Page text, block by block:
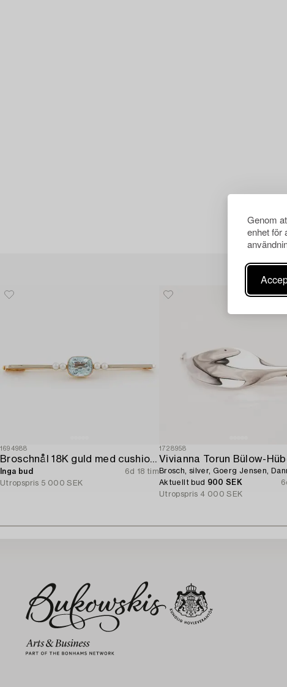
Genom
enhet för
1694988
Broschnål 18K guld med cushionslipad akvamarin och seedpärlor.
Inga bud
6d 18 tim
Utropspris 5 000 SEK
1728958
Vivianna Torun Bülow-
Brosch, silver, Goerg Jensen,
Aktuellt bud 900 SEK
Utropspris 4 000 SEK